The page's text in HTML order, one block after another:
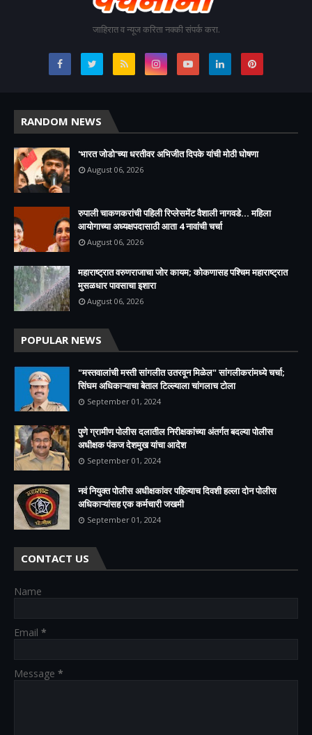
जाहिरात व न्यूज करिता नक्की संपर्क करा.
RANDOM NEWS
'भारत जोडो'च्या धरतीवर अभिजीत दिपके यांची मोठी घोषणा
August 06, 2026
रुपाली चाकणकरांची पहिली रिप्लेसमेंट वैशाली नागवडे... महिला
आयोगाच्या अध्यक्षपदासाठी आता 4 नावांची चर्चा
August 06, 2026
महाराष्ट्रात वरुणराजाचा जोर कायम; कोकणासह पश्चिम महाराष्ट्रात
मुसळधार पावसाचा इशारा
August 06, 2026
POPULAR NEWS
"मस्तवालांची मस्ती सांगलीत उतरवून मिळेल" सांगलीकरांमध्ये चर्चा;
सिंघम अधिकाऱ्याचा बेताल टिल्ल्याला चांगलाच टोला
September 01, 2024
पुणे ग्रामीण पोलीस दलातील निरीक्षकांच्या अंतर्गत बदल्या पोलीस
अधीक्षक पंकज देशमुख यांचा आदेश
September 01, 2024
नवं नियुक्त पोलीस अधीक्षकांवर पहिल्याच दिवशी हल्ला दोन पोलीस
अधिकाऱ्यांसह एक कर्मचारी जखमी
September 01, 2024
CONTACT US
Name
Email *
Message *